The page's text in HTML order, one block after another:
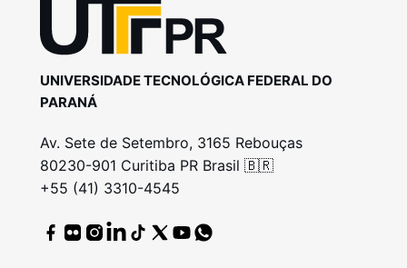
UNIVERSIDADE TECNOLÓGICA FEDERAL DO
PARANÁ
Av. Sete de Setembro, 3165 Rebouças
80230-901 Curitiba PR Brasil 🇧🇷
+55 (41) 3310-4545